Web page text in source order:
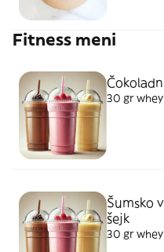
Fitness meni
30 gr
Šumsko
šejk
30 gr